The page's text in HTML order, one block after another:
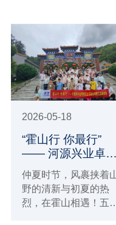
2026-05-18
“霍山行 你最行”
—— 河源兴业卓辉
勇攀丹霞之巅，凝
聚向上力量
仲夏时节，风裹挟着
野的清新与初夏的热
烈，在霍山相遇！五